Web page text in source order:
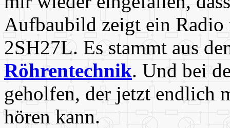
Aufbaubild zeigt ein
2SH27L. Es stammt aus
Röhrentechnik. Und bei
geholfen, der jetzt endlich
hören kann.